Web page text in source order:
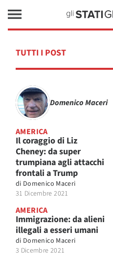
TUTTI I POST
Domenico Maceri
AMERICA
Il coraggio di Liz
Cheney: da super
trumpiana agli attacchi
frontali a Trump
di Domenico Maceri
31 Dicembre 2021
AMERICA
Immigrazione: da alieni
illegali a esseri umani
di Domenico Maceri
3 Dicembre 2021